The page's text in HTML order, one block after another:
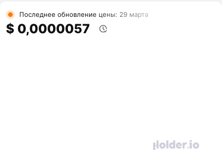
Последнее обновление цены: 29 марта
$ 0,0000057